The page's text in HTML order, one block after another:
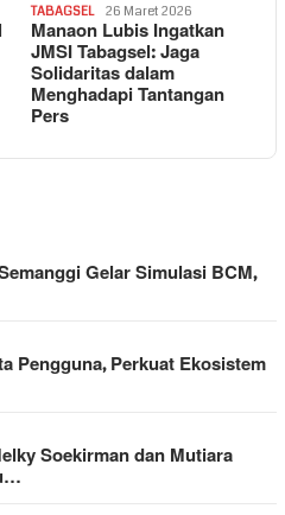
TABAGSEL 26 Maret 2026
Manaon Lubis Ingatkan
JMSI Tabagsel: Jaga
Solidaritas dalam
Menghadapi Tantangan
Pers
Gelar Simulasi BCM,
Pengguna, Perkuat Ekosistem
Soekirman dan Mutiara